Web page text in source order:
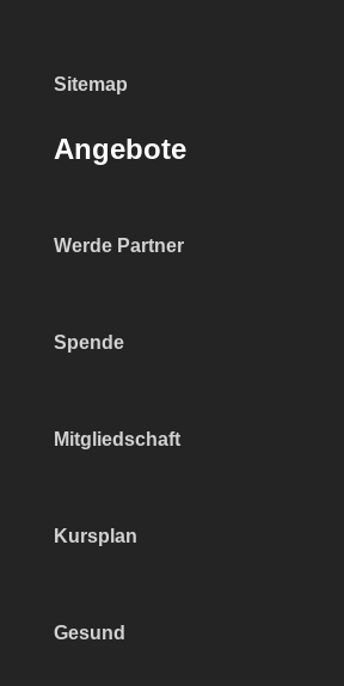
Sitemap
Angebote
Werde Partner
Spende
Mitgliedschaft
Kursplan
Gesund